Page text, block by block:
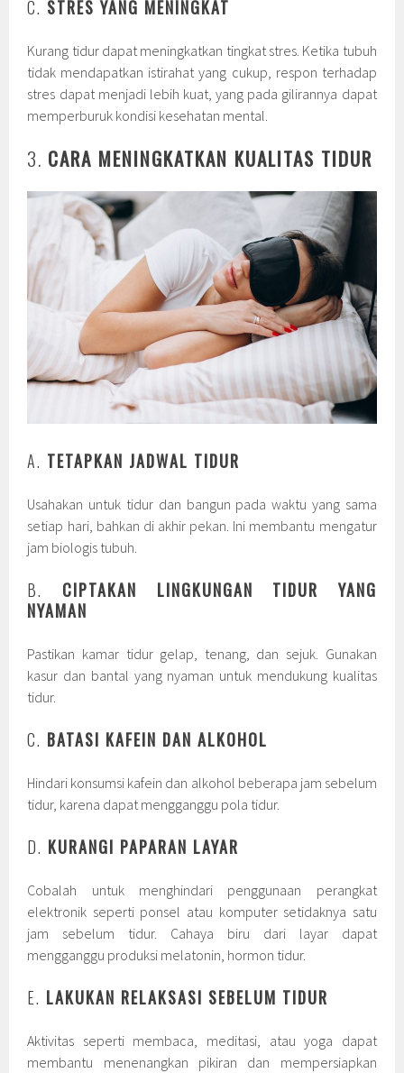
C. STRES YANG MENINGKAT
Kurang tidur dapat meningkatkan tingkat stres. Ketika tubuh
tidak mendapatkan istirahat yang cukup, respon terhadap
stres dapat menjadi lebih kuat, yang pada gilirannya dapat
memperburuk kondisi kesehatan mental.
3. CARA MENINGKATKAN KUALITAS TIDUR
A. TETAPKAN JADWAL TIDUR
Usahakan untuk tidur dan bangun pada waktu yang sama
setiap hari, bahkan di akhir pekan. Ini membantu mengatur
jam biologis tubuh.
B. CIPTAKAN LINGKUNGAN TIDUR YANG
NYAMAN
Pastikan kamar tidur gelap, tenang, dan sejuk. Gunakan
kasur dan bantal yang nyaman untuk mendukung kualitas
tidur.
C. BATASI KAFEIN DAN ALKOHOL
Hindari konsumsi kafein dan alkohol beberapa jam sebelum
tidur, karena dapat mengganggu pola tidur.
D. KURANGI PAPARAN LAYAR
Cobalah untuk menghindari penggunaan perangkat
elektronik seperti ponsel atau komputer setidaknya satu
jam sebelum tidur. Cahaya biru dari layar dapat
mengganggu produksi melatonin, hormon tidur.
E. LAKUKAN RELAKSASI SEBELUM TIDUR
Aktivitas seperti membaca, meditasi, atau yoga dapat
membantu menenangkan pikiran dan mempersiapkan